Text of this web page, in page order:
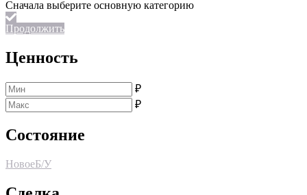
Продолжить
Ценность
₽
₽
Состояние
НовоеБ/У